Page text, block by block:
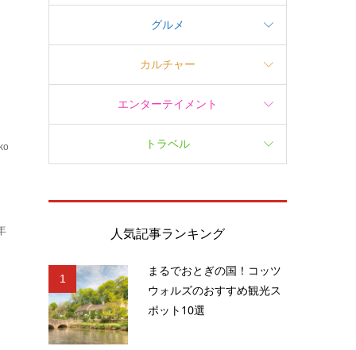
グルメ
カルチャー
エンターテイメント
トラベル
人気記事ランキング
1
まるでおとぎの国！コッツ
ウォルズのおすすめ観光ス
ポット10選